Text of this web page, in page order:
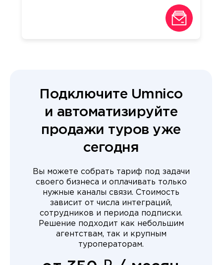
Подключите Umnico
и автоматизируйте
продажи туров уже
сегодня
Вы можете собрать тариф под задачи
своего бизнеса и оплачивать только
нужные каналы связи. Стоимость
зависит от числа интеграций,
сотрудников и периода подписки.
Решение подходит как небольшим
агентствам, так и крупным
туроператорам.